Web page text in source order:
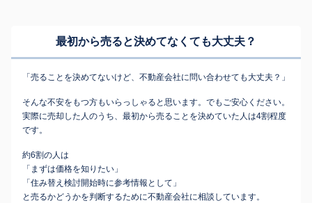
最初から売ると決めてなくても大丈夫？
「売ることを決めてないけど、不動産会社に問い合わせても大丈夫？」
そんな不安をもつ方もいらっしゃると思います。でもご安心ください。
実際に売却した人のうち、最初から売ることを決めていた人は4割程度
です。
約6割の人は
「まずは価格を知りたい」
「住み替え検討開始時に参考情報として」
と売るかどうかを判断するために不動産会社に相談しています。